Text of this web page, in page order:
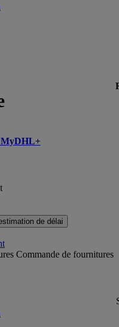
MyDHL+
de délai
Commande de fournitures